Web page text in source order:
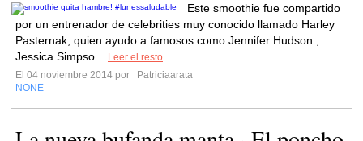
Este smoothie fue compartido
por un entrenador de celebrities muy conocido llamado Harley
Pasternak, quien ayudo a famosos como Jennifer Hudson ,
Jessica Simpso...
Leer el resto
El 04 noviembre 2014 por
Patriciaarata
NONE